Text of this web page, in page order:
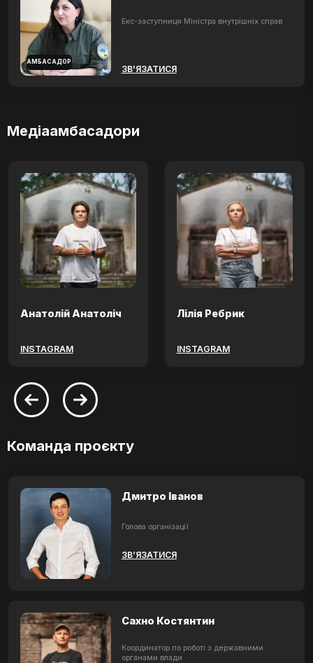
АМБАСАДОР
Екс-заступниця Міністра внутрішніх справ
ЗВ'ЯЗАТИСЯ
Медіаамбасадори
Анатолій Анатоліч
INSTAGRAM
Лілія Ребрик
INSTAGRAM
Команда проєкту
Дмитро Іванов
Голова організації
ЗВ’ЯЗАТИСЯ
Сахно Костянтин
Координатор по роботі з державними
органами влади